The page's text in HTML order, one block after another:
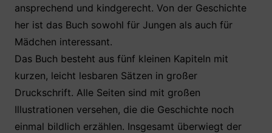
ansprechend und kindgerecht. Von der Geschichte
her ist das Buch sowohl für Jungen als auch für
Mädchen interessant.
Das Buch besteht aus fünf kleinen Kapiteln mit
kurzen, leicht lesbaren Sätzen in großer
Druckschrift. Alle Seiten sind mit großen
Illustrationen versehen, die die Geschichte noch
einmal bildlich erzählen. Insgesamt überwiegt der